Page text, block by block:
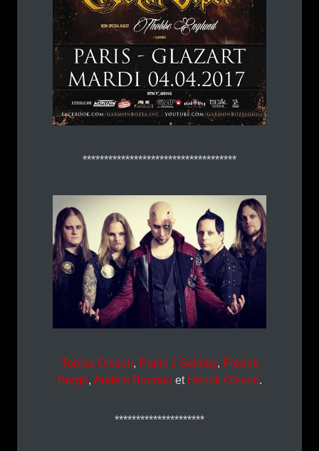
************************************
Tomas Olsson, Patrik J Selleby, Fredrik
Bergh, Anders Broman et Henrik Olsson.
*********************